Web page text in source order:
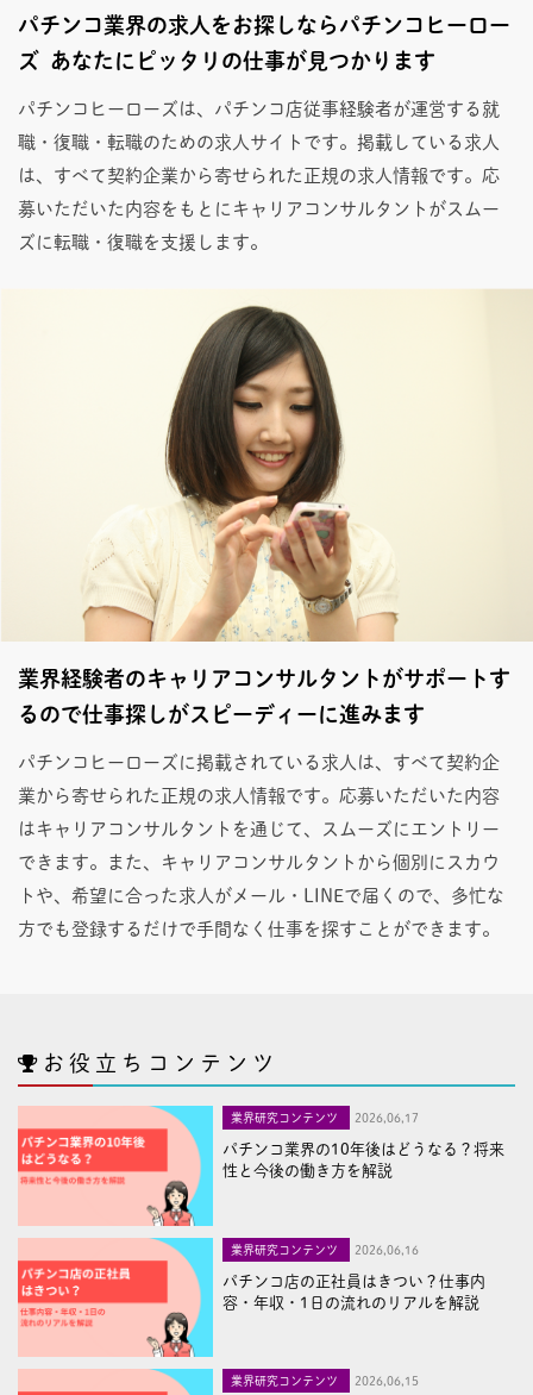
パチンコ業界の求人をお探しならパチンコヒーロー
ズ あなたにピッタリの仕事が見つかります
パチンコヒーローズは、パチンコ店従事経験者が運営する就
職・復職・転職のための求人サイトです。掲載している求人
は、すべて契約企業から寄せられた正規の求人情報です。応
募いただいた内容をもとにキャリアコンサルタントがスムー
ズに転職・復職を支援します。
業界経験者のキャリアコンサルタントがサポートす
るので仕事探しがスピーディーに進みます
パチンコヒーローズに掲載されている求人は、すべて契約企
業から寄せられた正規の求人情報です。応募いただいた内容
はキャリアコンサルタントを通じて、スムーズにエントリー
できます。また、キャリアコンサルタントから個別にスカウ
トや、希望に合った求人がメール・LINEで届くので、多忙な
方でも登録するだけで手間なく仕事を探すことができます。
お役立ちコンテンツ
業界研究コンテンツ 2026,06,17
パチンコ業界の10年後はどうなる？将来
性と今後の働き方を解説
業界研究コンテンツ 2026,06,16
パチンコ店の正社員はきつい？仕事内
容・年収・1日の流れのリアルを解説
業界研究コンテンツ 2026,06,15